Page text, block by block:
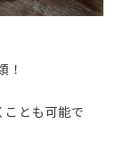
！
ことも可能で